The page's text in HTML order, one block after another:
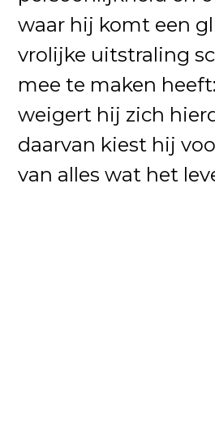
waar hij komt een
vrolijke uitstraling
mee te maken
weigert hij zich
daarvan kiest hij
van alles wat het